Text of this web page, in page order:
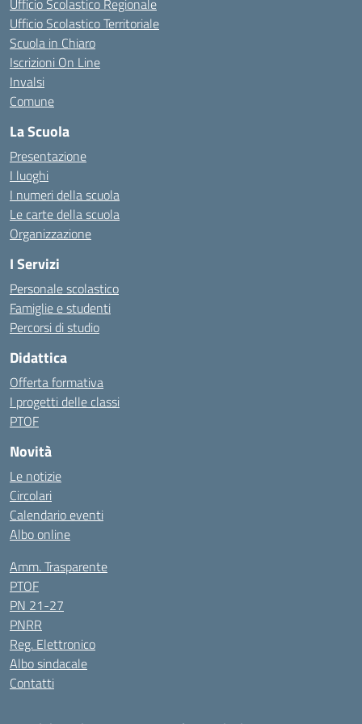
Ufficio Scolastico Regionale
Ufficio Scolastico Territoriale
Scuola in Chiaro
Iscrizioni On Line
Invalsi
Comune
La Scuola
Presentazione
I luoghi
I numeri della scuola
Le carte della scuola
Organizzazione
I Servizi
Personale scolastico
Famiglie e studenti
Percorsi di studio
Didattica
Offerta formativa
I progetti delle classi
PTOF
Novità
Le notizie
Circolari
Calendario eventi
Albo online
Amm. Trasparente
PTOF
PN 21-27
PNRR
Reg. Elettronico
Albo sindacale
Contatti